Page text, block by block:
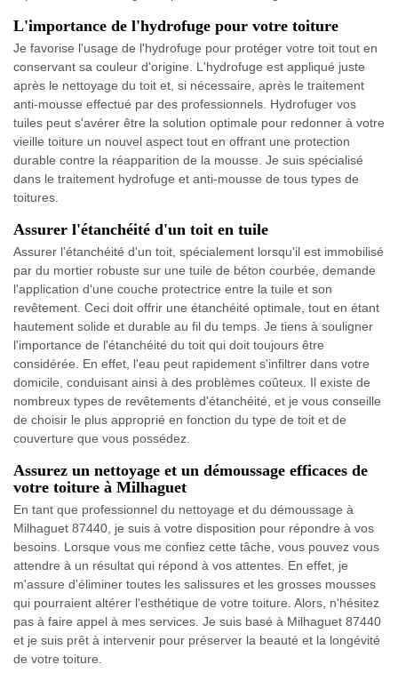
L'importance de l'hydrofuge pour votre toiture
Je favorise l'usage de l'hydrofuge pour protéger votre toit tout en
conservant sa couleur d'origine. L'hydrofuge est appliqué juste
après le nettoyage du toit et, si nécessaire, après le traitement
anti-mousse effectué par des professionnels. Hydrofuger vos
tuiles peut s'avérer être la solution optimale pour redonner à votre
vieille toiture un nouvel aspect tout en offrant une protection
durable contre la réapparition de la mousse. Je suis spécialisé
dans le traitement hydrofuge et anti-mousse de tous types de
toitures.
Assurer l'étanchéité d'un toit en tuile
Assurer l'étanchéité d'un toit, spécialement lorsqu'il est immobilisé
par du mortier robuste sur une tuile de béton courbée, demande
l'application d'une couche protectrice entre la tuile et son
revêtement. Ceci doit offrir une étanchéité optimale, tout en étant
hautement solide et durable au fil du temps. Je tiens à souligner
l'importance de l'étanchéité du toit qui doit toujours être
considérée. En effet, l'eau peut rapidement s'infiltrer dans votre
domicile, conduisant ainsi à des problèmes coûteux. Il existe de
nombreux types de revêtements d'étanchéité, et je vous conseille
de choisir le plus approprié en fonction du type de toit et de
couverture que vous possédez.
Assurez un nettoyage et un démoussage efficaces de
votre toiture à Milhaguet
En tant que professionnel du nettoyage et du démoussage à
Milhaguet 87440, je suis à votre disposition pour répondre à vos
besoins. Lorsque vous me confiez cette tâche, vous pouvez vous
attendre à un résultat qui répond à vos attentes. En effet, je
m'assure d'éliminer toutes les salissures et les grosses mousses
qui pourraient altérer l'esthétique de votre toiture. Alors, n'hésitez
pas à faire appel à mes services. Je suis basé à Milhaguet 87440
et je suis prêt à intervenir pour préserver la beauté et la longévité
de votre toiture.